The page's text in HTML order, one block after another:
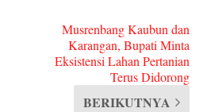
Musrenbang Kaubun dan
Karangan, Bupati Minta
Eksistensi Lahan Pertanian
Terus Didorong
BERIKUTNYA